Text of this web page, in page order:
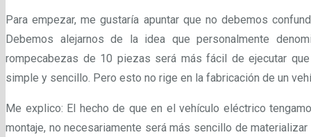
Para empezar, me gustaría apuntar que no debemos
Debemos alejarnos de la idea que personalmente
rompecabezas de 10 piezas será más fácil de ejecutar
simple y sencillo. Pero esto no rige en la fabricación de un
Me explico: El hecho de que en el vehículo eléctrico
montaje, no necesariamente será más sencillo de